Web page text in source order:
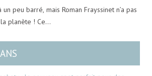
peu barré, mais Roman Frayssinet n’a pas
planète ! Ce…